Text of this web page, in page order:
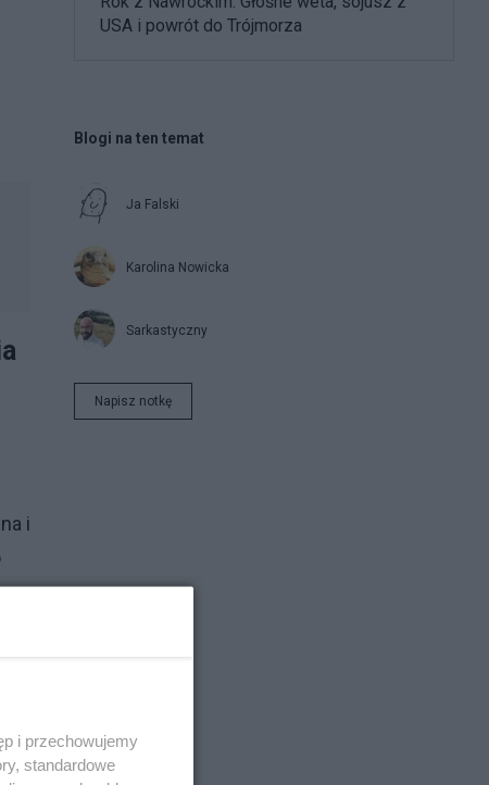
i
USA i powrót do Trójmorza
Blogi na ten temat
Ja Falski
Karolina Nowicka
Sarkastyczny
Napisz notkę
i przechowujemy
standardowe